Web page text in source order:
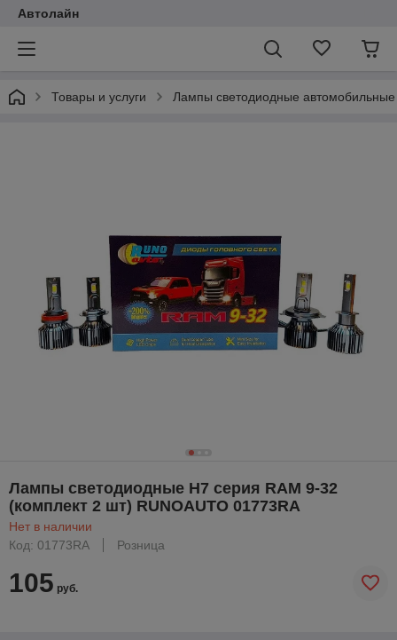
Автолайн
Товары и услуги Лампы светодиодные автомобильные
Лампы светодиодные H7 серия RAM 9-32
(комплект 2 шт) RUNOAUTO 01773RA
Нет в наличии
Код: 01773RA
Розница
105 руб.